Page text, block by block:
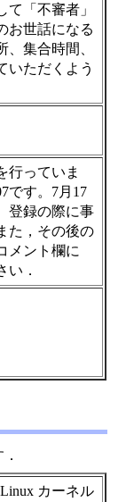
「不審者」
お世話になる
、集合時間、
いただくよう
行っていま
です。7月17
登録の際に事
た，その後の
メント欄に
い．
カーネル